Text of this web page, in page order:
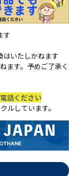
す
はいたしかねます
ます。予めご了承く
話ください
ルしています。